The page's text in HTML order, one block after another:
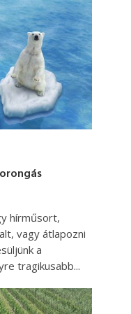
hírműsort,
vagy átlapozni
a
tragikusabb...